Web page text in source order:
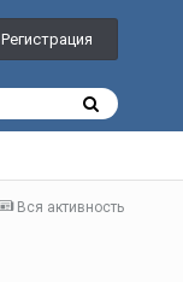
Регистрация
Вся активность